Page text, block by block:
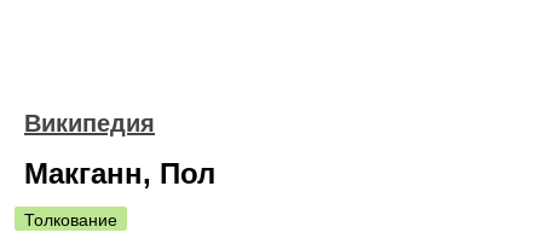
Википедия
Макганн, Пол
Толкование